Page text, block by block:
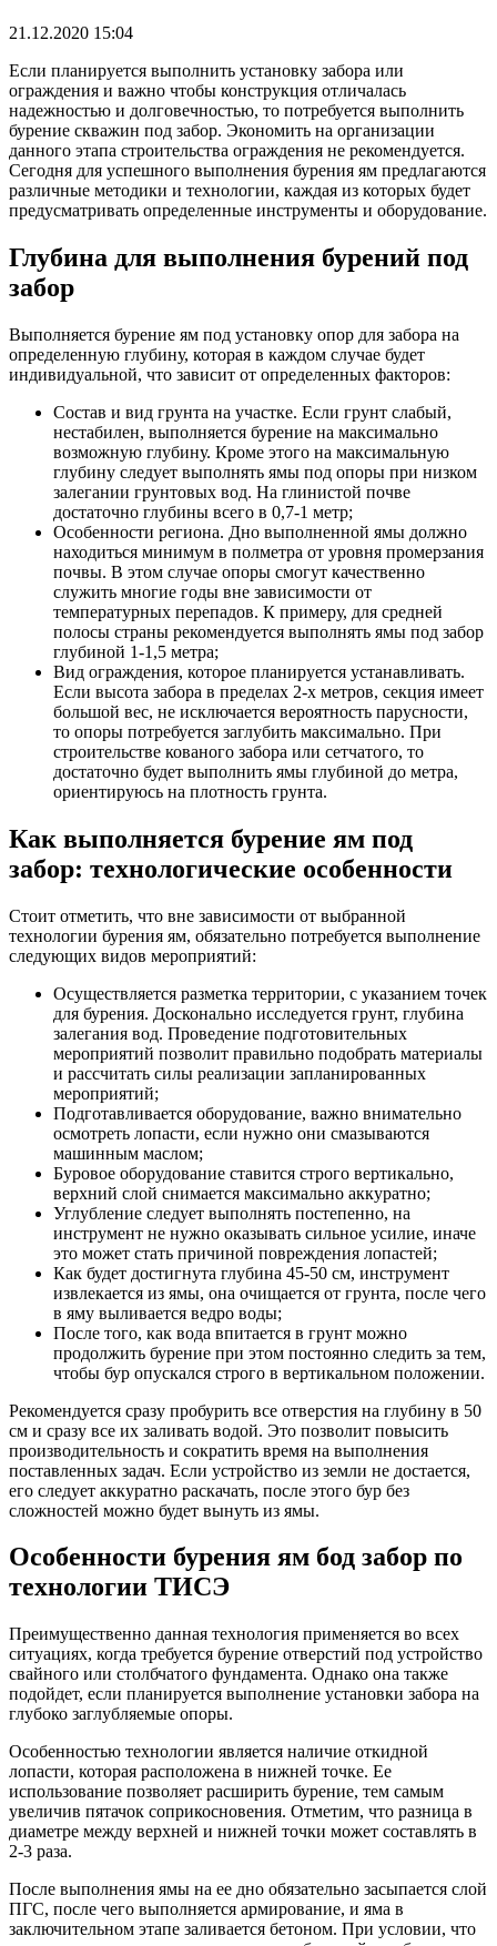
21.12.2020 15:04
Если планируется выполнить установку забора или
ограждения и важно чтобы конструкция отличалась
надежностью и долговечностью, то потребуется выполнить
бурение скважин под забор. Экономить на организации
данного этапа строительства ограждения не рекомендуется.
Сегодня для успешного выполнения бурения ям предлагаются
различные методики и технологии, каждая из которых будет
предусматривать определенные инструменты и оборудование.
Глубина для выполнения бурений под
забор
Выполняется бурение ям под установку опор для забора на
определенную глубину, которая в каждом случае будет
индивидуальной, что зависит от определенных факторов:
Состав и вид грунта на участке. Если грунт слабый,
нестабилен, выполняется бурение на максимально
возможную глубину. Кроме этого на максимальную
глубину следует выполнять ямы под опоры при низком
залегании грунтовых вод. На глинистой почве
достаточно глубины всего в 0,7-1 метр;
Особенности региона. Дно выполненной ямы должно
находиться минимум в полметра от уровня промерзания
почвы. В этом случае опоры смогут качественно
служить многие годы вне зависимости от
температурных перепадов. К примеру, для средней
полосы страны рекомендуется выполнять ямы под забор
глубиной 1-1,5 метра;
Вид ограждения, которое планируется устанавливать.
Если высота забора в пределах 2-х метров, секция имеет
большой вес, не исключается вероятность парусности,
то опоры потребуется заглубить максимально. При
строительстве кованого забора или сетчатого, то
достаточно будет выполнить ямы глубиной до метра,
ориентируюсь на плотность грунта.
Как выполняется бурение ям под
забор: технологические особенности
Стоит отметить, что вне зависимости от выбранной
технологии бурения ям, обязательно потребуется выполнение
следующих видов мероприятий:
Осуществляется разметка территории, с указанием точек
для бурения. Досконально исследуется грунт, глубина
залегания вод. Проведение подготовительных
мероприятий позволит правильно подобрать материалы
и рассчитать силы реализации запланированных
мероприятий;
Подготавливается оборудование, важно внимательно
осмотреть лопасти, если нужно они смазываются
машинным маслом;
Буровое оборудование ставится строго вертикально,
верхний слой снимается максимально аккуратно;
Углубление следует выполнять постепенно, на
инструмент не нужно оказывать сильное усилие, иначе
это может стать причиной повреждения лопастей;
Как будет достигнута глубина 45-50 см, инструмент
извлекается из ямы, она очищается от грунта, после чего
в яму выливается ведро воды;
После того, как вода впитается в грунт можно
продолжить бурение при этом постоянно следить за тем,
чтобы бур опускался строго в вертикальном положении.
Рекомендуется сразу пробурить все отверстия на глубину в 50
см и сразу все их заливать водой. Это позволит повысить
производительность и сократить время на выполнения
поставленных задач. Если устройство из земли не достается,
его следует аккуратно раскачать, после этого бур без
сложностей можно будет вынуть из ямы.
Особенности бурения ям бод забор по
технологии ТИСЭ
Преимущественно данная технология применяется во всех
ситуациях, когда требуется бурение отверстий под устройство
свайного или столбчатого фундамента. Однако она также
подойдет, если планируется выполнение установки забора на
глубоко заглубляемые опоры.
Особенностью технологии является наличие откидной
лопасти, которая расположена в нижней точке. Ее
использование позволяет расширить бурение, тем самым
увеличив пятачок соприкосновения. Отметим, что разница в
диаметре между верхней и нижней точки может составлять в
2-3 раза.
После выполнения ямы на ее дно обязательно засыпается слой
ПГС, после чего выполняется армирование, и яма в
заключительном этапе заливается бетоном. При условии, что